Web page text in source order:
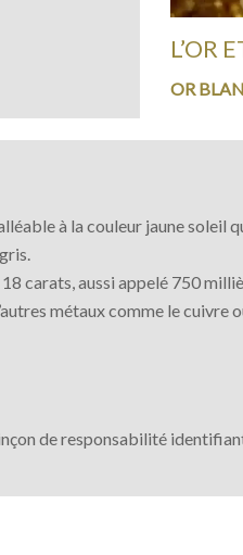
L’OR
OR
à la couleur jaune
18 carats, aussi appelé 750
métaux comme le cuivre
de responsabilité